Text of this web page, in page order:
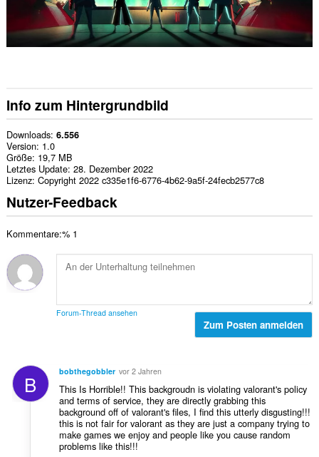
Info zum Hintergrundbild
Downloads 6.556
Version 1.0
Größe 19,7 MB
Letztes Update 28. Dezember 2022
Lizenz Copyright 2022 c335e1f6-6776-4b62-9a5f-24fecb2577c8
Nutzer-Feedback
Kommentare:% 1
Forum-Thread ansehen
Zum Posten anmelden
B bobthegobbler vor 2 Jahren
This Is Horrible!! This backgroudn is violating valorant's policy
and terms of service, they are directly grabbing this
background off of valorant's files, I find this utterly disgusting!!!
this is not fair for valorant as they are just a company trying to
make games we enjoy and people like you cause random
problems like this!!!